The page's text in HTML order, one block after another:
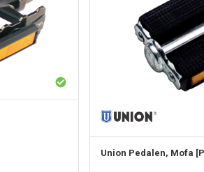
Union Pedalen, Mofa